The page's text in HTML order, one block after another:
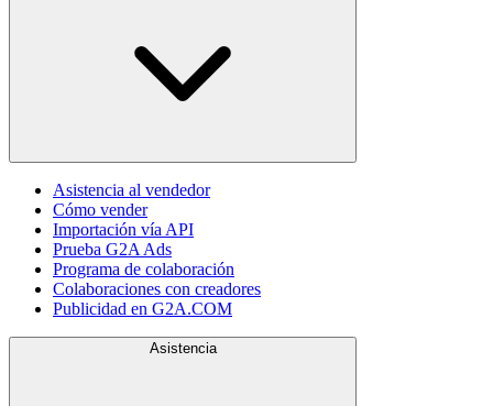
Asistencia al vendedor
Cómo vender
Importación vía API
Prueba G2A Ads
Programa de colaboración
Colaboraciones con creadores
Publicidad en G2A.COM
Asistencia